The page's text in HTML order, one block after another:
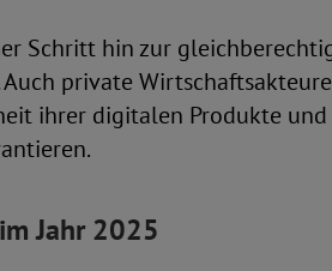
Schritt hin zur
private
ihrer digitalen Produkte und
Jahr 2025